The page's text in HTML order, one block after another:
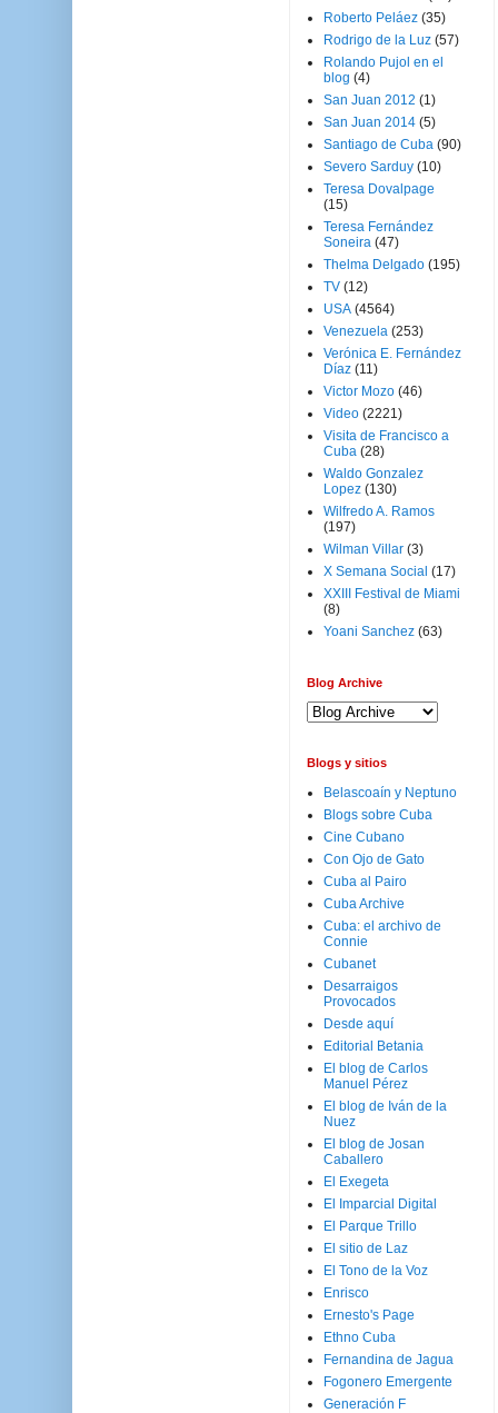
Roberto Peláez (35)
Rodrigo de la Luz (57)
Rolando Pujol en el
blog (4)
San Juan 2012 (1)
San Juan 2014 (5)
Santiago de Cuba (90)
Severo Sarduy (10)
Teresa Dovalpage
(15)
Teresa Fernández
Soneira (47)
Thelma Delgado (195)
TV (12)
USA (4564)
Venezuela (253)
Verónica E. Fernández
Díaz (11)
Victor Mozo (46)
Video (2221)
Visita de Francisco a
Cuba (28)
Waldo Gonzalez
Lopez (130)
Wilfredo A. Ramos
(197)
Wilman Villar (3)
X Semana Social (17)
XXIII Festival de Miami
(8)
Yoani Sanchez (63)
Blog Archive
Blogs y sitios
Belascoaín y Neptuno
Blogs sobre Cuba
Cine Cubano
Con Ojo de Gato
Cuba al Pairo
Cuba Archive
Cuba: el archivo de
Connie
Cubanet
Desarraigos
Provocados
Desde aquí
Editorial Betania
El blog de Carlos
Manuel Pérez
El blog de Iván de la
Nuez
El blog de Josan
Caballero
El Exegeta
El Imparcial Digital
El Parque Trillo
El sitio de Laz
El Tono de la Voz
Enrisco
Ernesto's Page
Ethno Cuba
Fernandina de Jagua
Fogonero Emergente
Generación F